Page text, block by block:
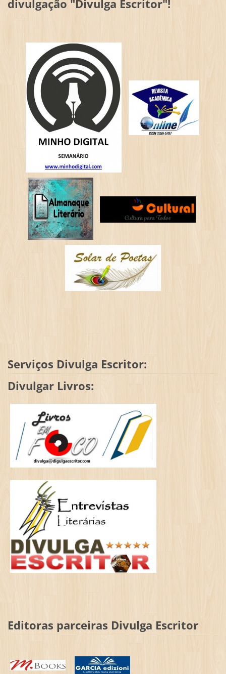
divulgação "Divulga Escritor"!
Serviços Divulga Escritor:
Divulgar Livros:
Editoras parceiras Divulga Escritor